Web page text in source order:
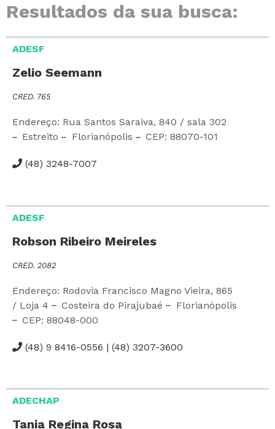
Resultados da sua busca:
ADESF
Zelio Seemann
CRED. 765
Endereço: Rua Santos Saraiva, 840 / sala 302
Estreito
Florianópolis CEP: 88070-101
(48) 3248-7007
ADESF
Robson Ribeiro Meireles
CRED. 2082
Endereço: Rodovia Francisco Magno Vieira, 865
/ Loja 4
Costeira do Pirajubaé
Florianópolis
CEP:88048-000
(48) 9 8416-0556 | (48) 3207-3600
ADECHAP
Tania Regina Rosa